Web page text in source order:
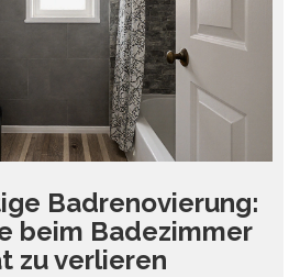
Badrenovierung:
beim Badezimmer
zu verlieren